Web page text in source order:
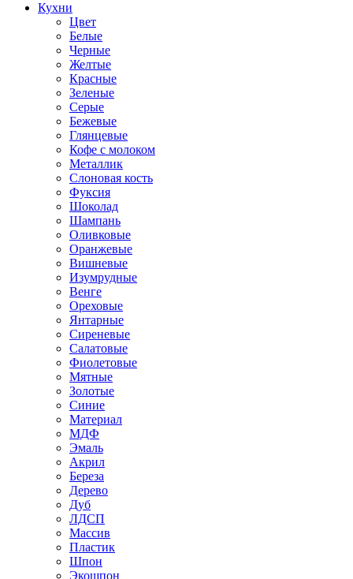
Кухни
Цвет
Белые
Черные
Желтые
Красные
Зеленые
Серые
Бежевые
Глянцевые
Кофе с молоком
Металлик
Слоновая кость
Фуксия
Шоколад
Шампань
Оливковые
Оранжевые
Вишневые
Изумрудные
Венге
Ореховые
Янтарные
Сиреневые
Салатовые
Фиолетовые
Мятные
Золотые
Синие
Материал
МДФ
Эмаль
Акрил
Береза
Дерево
Дуб
ЛДСП
Массив
Пластик
Шпон
Экошпон